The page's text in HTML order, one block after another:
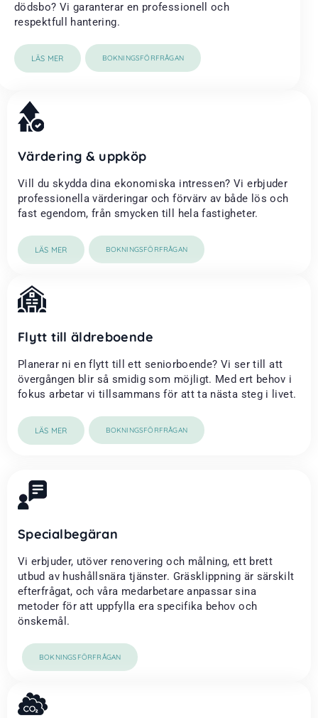
dödsbo? Vi garanterar en professionell och
respektfull hantering.
LÄS MER BOKNINGSFÖRFRÅGAN
Värdering & uppköp
Vill du skydda dina ekonomiska intressen? Vi erbjuder
professionella värderingar och förvärv av både lös och
fast egendom, från smycken till hela fastigheter.
LÄS MER BOKNINGSFÖRFRÅGAN
Flytt till äldreboende
Planerar ni en flytt till ett seniorboende? Vi ser till att
övergången blir så smidig som möjligt. Med ert behov i
fokus arbetar vi tillsammans för att ta nästa steg i livet.
LÄS MER BOKNINGSFÖRFRÅGAN
Specialbegäran
Vi erbjuder, utöver renovering och målning, ett brett
utbud av hushållsnära tjänster. Gräsklippning är särskilt
efterfrågat, och våra medarbetare anpassar sina
metoder för att uppfylla era specifika behov och
önskemål.
BOKNINGSFÖRFRÅGAN